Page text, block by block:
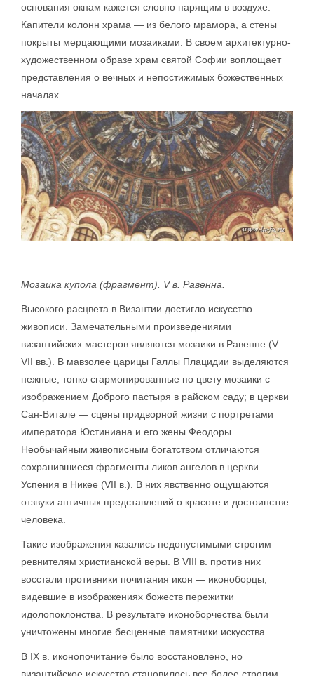
основания окнам кажется словно парящим в воздухе.
Капители колонн храма — из белого мрамора, а стены
покрыты мерцающими мозаиками. В своем архитектурно-
художественном образе храм святой Софии воплощает
представления о вечных и непостижимых божественных
началах.
Мозаика купола (фрагмент). V в. Равенна.
Высокого расцвета в Византии достигло искусство
живописи. Замечательными произведениями
византийских мастеров являются мозаики в Равенне (V—
VII вв.). В мавзолее царицы Галлы Плацидии выделяются
нежные, тонко сгармонированные по цвету мозаики с
изображением Доброго пастыря в райском саду; в церкви
Сан-Витале — сцены придворной жизни с портретами
императора Юстиниана и его жены Феодоры.
Необычайным живописным богатством отличаются
сохранившиеся фрагменты ликов ангелов в церкви
Успения в Никее (VII в.). В них явственно ощущаются
отзвуки античных представлений о красоте и достоинстве
человека.
Такие изображения казались недопустимыми строгим
ревнителям христианской веры. В VIII в. против них
восстали противники почитания икон — иконоборцы,
видевшие в изображениях божеств пережитки
идолопоклонства. В результате иконоборчества были
уничтожены многие бесценные памятники искусства.
В IX в. иконопочитание было восстановлено, но